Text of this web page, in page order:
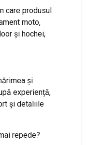
care produsul
moto,
și hochei,
și
experiență,
și detaliile
repede?